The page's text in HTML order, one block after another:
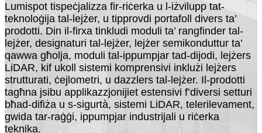
Lumispot tispeċjalizza fir-riċerka u l-iżvilupp tat-
teknoloġija tal-lejżer, u tipprovdi portafoll divers ta’
prodotti. Din il-firxa tinkludi moduli ta’ rangfinder tal-
lejżer, designaturi tal-lejżer, lejżer semikonduttur ta’
qawwa għolja, moduli tal-ippumpjar tad-dijodi, lejżers
LiDAR, kif ukoll sistemi komprensivi inklużi lejżers
strutturati, ċejlometri, u dazzlers tal-lejżer. Il-prodotti
tagħna jsibu applikazzjonijiet estensivi f’diversi setturi
bħad-difiża u s-sigurtà, sistemi LiDAR, telerilevament,
gwida tar-raġġi, ippumpjar industrijali u riċerka
teknika.